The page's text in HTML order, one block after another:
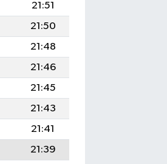
21:51
21:50
21:48
21:46
21:45
21:43
21:41
21:39